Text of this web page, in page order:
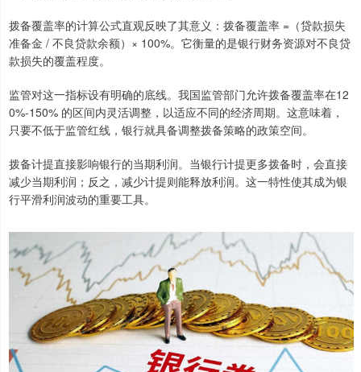
拨备覆盖率的计算公式直观反映了其意义：拨备覆盖率 =（贷款损失
准备金 / 不良贷款余额）× 100%。它衡量的是银行财务资源对不良贷
款损失的覆盖程度。
监管对这一指标设有明确的底线。我国监管部门允许拨备覆盖率在12
0%-150% 的区间内灵活调整，以适应不同的经济周期。这意味着，
只要不低于监管红线，银行就具备调整拨备策略的政策空间。
拨备计提直接影响银行的当期利润。当银行计提更多拨备时，会直接
减少当期利润；反之，减少计提则能释放利润。这一特性使其成为银
行平滑利润波动的重要工具。